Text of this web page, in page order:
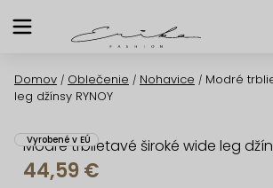
na
Domov / Oblečenie / Nohavice / Modré
leg džínsy RYNOY
Modré trblietavé široké wide leg
Vyrobené v EÚ
44,59 €